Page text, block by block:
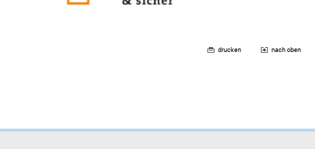
drucken nach oben